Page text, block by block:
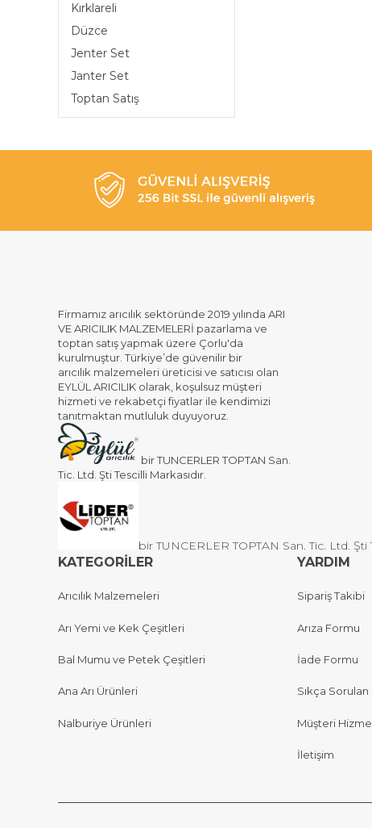
Kırklareli
Düzce
Jenter Set
Janter Set
Toptan Satış
Firmamız arıcılık sektöründe 2019 yılında ARI
VE ARICILIK MALZEMELERİ pazarlama ve
toptan satış yapmak üzere Çorlu'da
kurulmuştur. Türkiye’de güvenilir bir
arıcılık malzemeleri üreticisi ve satıcısı olan
EYLÜL ARICILIK olarak, koşulsuz müşteri
hizmeti ve rekabetçi fiyatlar ile kendimizi
tanıtmaktan mutluluk duyuyoruz.
bir TUNCERLER TOPTAN San.
Tic. Ltd. Şti Tescilli Markasıdır.
bir TUNCERLER TOPTAN San. Tic. Ltd. Şti
KATEGORİLER
Arıcılık Malzemeleri
Arı Yemi ve Kek Çeşitleri
Bal Mumu ve Petek Çeşitleri
Ana Arı Ürünleri
Nalburiye Ürünleri
YARDIM
Sipariş Takibi
Arıza Formu
İade Formu
Sıkça
Müşteri
İletişim